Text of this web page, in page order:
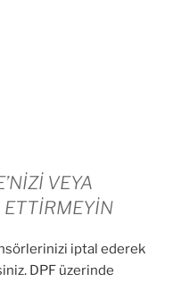
VEYA
ETTİRMEYİN
iptal ederek
DPF üzerinde